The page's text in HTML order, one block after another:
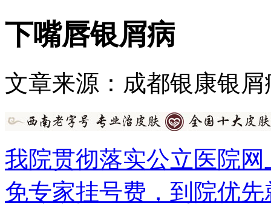
下嘴唇银屑病
文章来源：成都银康银屑
我院贯彻落实公立医院
免专家挂号费，到院优先